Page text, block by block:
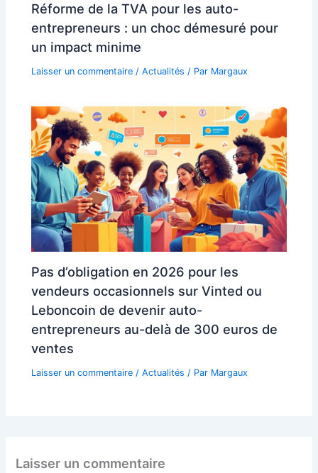
Réforme de la TVA pour les auto-
entrepreneurs : un choc démesuré pour
un impact minime
Laisser un commentaire /Actualités / Par Margaux
Pas d’obligation en 2026 pour les
vendeurs occasionnels sur Vinted ou
Leboncoin de devenir auto-
entrepreneurs au-delà de 300 euros de
ventes
Laisser un commentaire /Actualités / Par Margaux
Laisser un commentaire